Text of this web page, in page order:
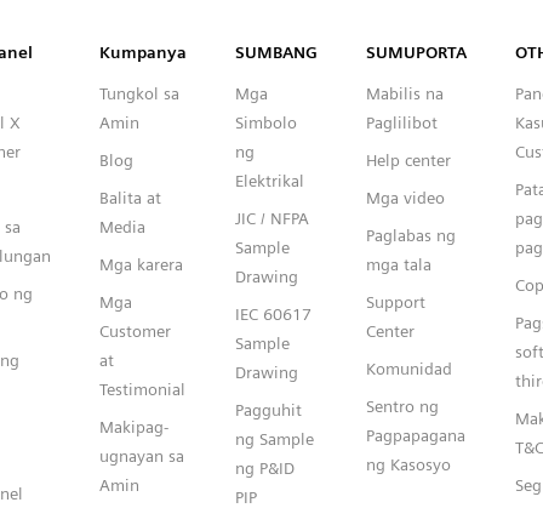
Capital™ X Panel Designer
X
ng
Kumpanya
Tungkol sa
Amin
Blog
Balita at
Media
Mga karera
Mga
Customer
at
Testimonial
Makipag-
ugnayan sa
Amin
SUMBANG
Mga
Simbolo
ng
Elektrikal
JIC / NFPA
Sample
Drawing
IEC 60617
Sample
Drawing
Pagguhit
ng Sample
ng P&ID
PIP
SUMUPORTA
Mabilis na
Paglilibot
Help center
Mga video
Paglabas ng
mga tala
Support
Center
Komunidad
Sentro ng
Pagpapagana
ng Kasosyo
T&C